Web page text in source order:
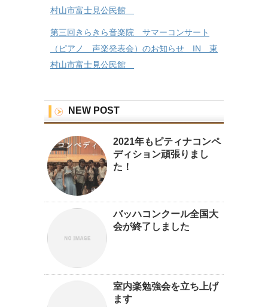
村山市富士見公民館
第三回きらきら音楽院 サマーコンサート
（ピアノ 声楽発表会）のお知らせ IN 東
村山市富士見公民館
NEW POST
2021年もピティナコンペ
ディション頑張りまし
た！
バッハコンクール全国大
会が終了しました
室内楽勉強会を立ち上げ
ます